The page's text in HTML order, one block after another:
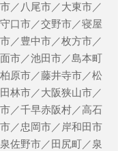
／八尾市／大東市／
口市／交野市／寝屋
／豊中市／枚方市／
市／池田市／島本町
原市／藤井寺市／松
林市／大阪狭山市／
／千早赤阪村／高石
／忠岡市／岸和田市
佐野市／田尻町／泉